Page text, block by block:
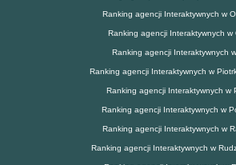
Ranking agencji Interaktywnych w
Ranking agencji Interaktywnych w
Ranking agencji Interaktywnych
Ranking agencji Interaktywnych w
Ranking agencji Interaktywnych w
Ranking agencji Interaktywnych w
Ranking agencji Interaktywnych w
Ranking agencji Interaktywnych w